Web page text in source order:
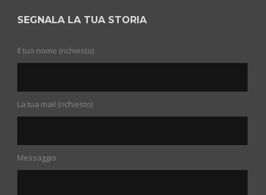
SEGNALA LA TUA STORIA
Il tuo nome (richiesto)
La tua mail (richiesto)
Messaggio